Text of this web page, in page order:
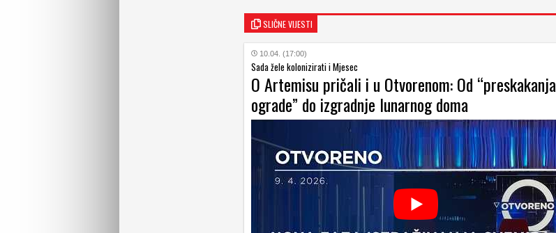
SLIČNE VIJESTI
10.04. (17:00)
Sada žele kolonizirati i Mjesec
O Artemisu pričali i u Otvorenom: Od “preskakanja
ograde” do izgradnje lunarnog doma